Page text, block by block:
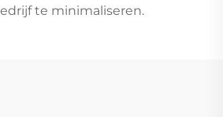
te minimaliseren.